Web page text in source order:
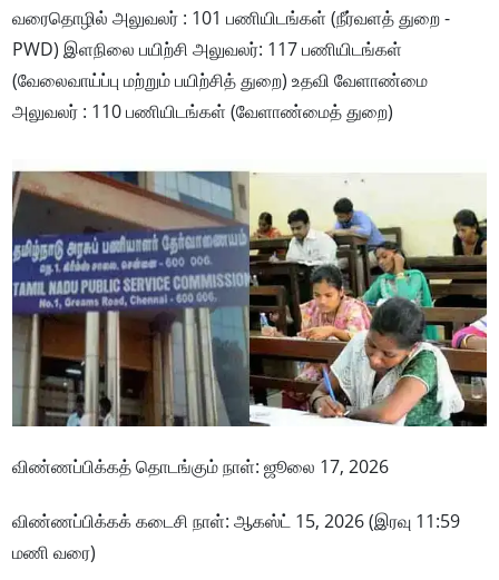
வரைதொழில் அலுவலர் : 101 பணியிடங்கள் (நீர்வளத் துறை -
PWD) இளநிலை பயிற்சி அலுவலர்: 117 பணியிடங்கள்
(வேலைவாய்ப்பு மற்றும் பயிற்சித் துறை) உதவி வேளாண்மை
அலுவலர் : 110 பணியிடங்கள் (வேளாண்மைத் துறை)
விண்ணப்பிக்கத் தொடங்கும் நாள்: ஜூலை 17, 2026
விண்ணப்பிக்கக் கடைசி நாள்: ஆகஸ்ட் 15, 2026 (இரவு 11:59
மணி வரை)